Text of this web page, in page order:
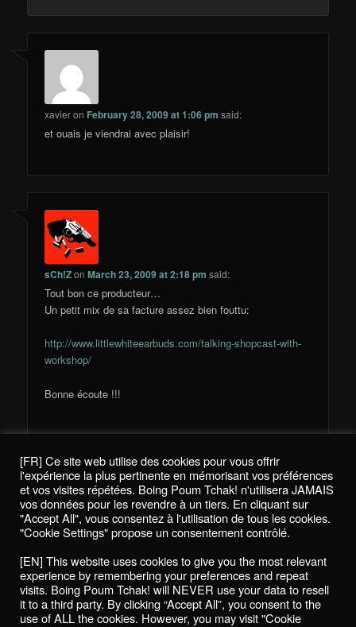
xavieron February 28, 2009 at 1:06 pm said:
et ouais je viendrai avec plaisir!
sCh!ZonMarch 23, 2009 at 2:18 pm said:
Tout bon ce producteur…
Un petit mix de sa facture assez bien fouttu:
http://www.littlewhiteearbuds.com/talking-shopcast-with-
workshop/
Bonne écoute !!!
Comments are closed.
Politique de confidentialité / Privacy Policy
Boing Poum Tchak! - 2022
[FR] Ce site web utilise des cookies pour vous offrir
l'expérience la plus pertinente en mémorisant vos préférences
et vos visites répétées. Boing Poum Tchak! n'utilisera JAMAIS
vos données pour les revendre à un tiers. En cliquant sur
"Accept All", vous consentez à l'utilisation de tous les cookies.
"Cookie Settings" propose un consentement contrôlé.
[EN] This website uses cookies to give you the most relevant
experience by remembering your preferences and repeat
visits. Boing Poum Tchak! will NEVER use your data to resell
it to a third party. By clicking “Accept All”, you consent to the
use of ALL the cookies. However, you may visit "Cookie